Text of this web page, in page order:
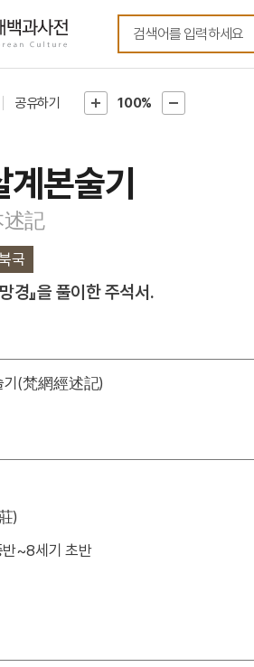
공유하기 100%
본술기
記
국
경』을 풀이한 주석서.
기(梵網經述記)
)
~8세기 초반